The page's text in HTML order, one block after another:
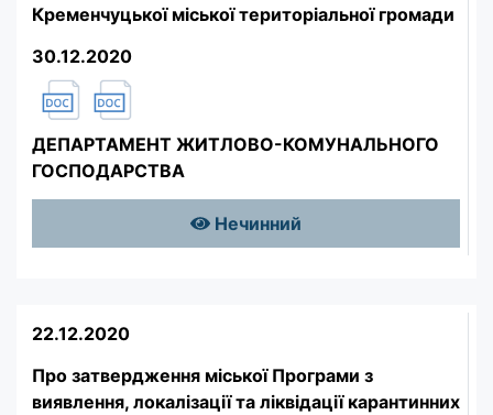
Кременчуцької міської територіальної громади
30.12.2020
ДЕПАРТАМЕНТ ЖИТЛОВО-КОМУНАЛЬНОГО
ГОСПОДАРСТВА
Нечинний
22.12.2020
Про затвердження міської Програми з
виявлення, локалізації та ліквідації карантинних